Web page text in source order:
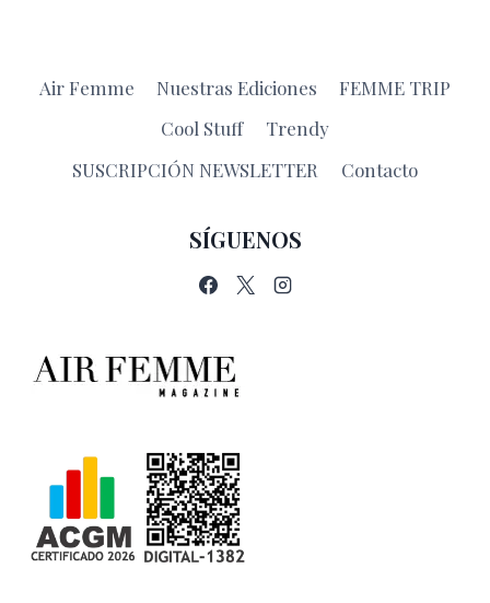
Air Femme Nuestras Ediciones
FEMME TRIP
Cool Stuff
Trendy
SUSCRIPCIÓN NEWSLETTER
Contacto
SÍGUENOS